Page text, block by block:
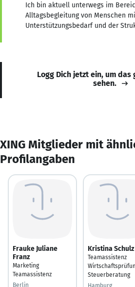
Ich bin aktuell unterwegs im
Alltagsbegleitung von Menschen
Unterstützungsbedarf und der
Logg Dich jetzt ein, um das
sehen.
XING Mitglieder mit
Profilangaben
Frauke Juliane
Franz
Marketing
Teamassistenz
Berlin
Kristina Schulz
Teamassistenz
Steuerberatung
Hamburg